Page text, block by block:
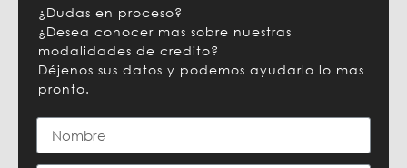
¿Dudas en proceso?
¿Desea conocer mas sobre nuestras
modalidades de credito?
Déjenos sus datos y podemos ayudarlo lo mas
pronto.